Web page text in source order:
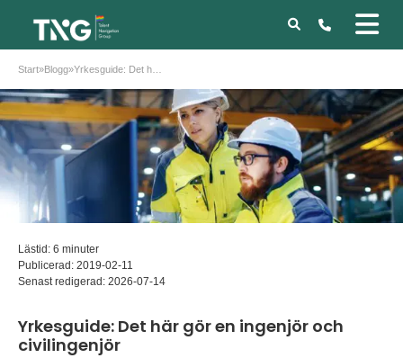
Start»Blogg»
Lästid: 6 minuter
Publicerad: 2019-02-11
Senast redigerad: 2026-07-14
Yrkesguide: Det här gör en ingenjör och
civilingenjör